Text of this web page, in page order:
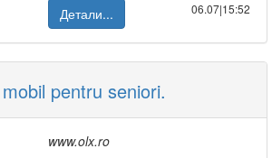
Детали...
06.07|15:52
pentru seniori.
www.olx.ro